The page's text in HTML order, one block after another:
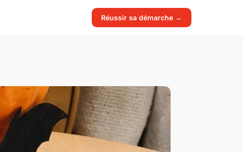
Réussir sa démarche →